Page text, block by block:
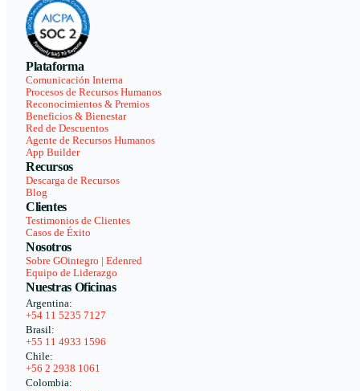
Plataforma
Comunicación Interna
Procesos de Recursos Humanos
Reconocimientos & Premios
Beneficios & Bienestar
Red de Descuentos
Agente de Recursos Humanos
App Builder
Recursos
Descarga de Recursos
Blog
Clientes
Testimonios de Clientes
Casos de Éxito
Nosotros
Sobre GOintegro | Edenred
Equipo de Liderazgo
Nuestras Oficinas
Argentina:
+54 11 5235 7127
Brasil:
+55 11 4933 1596
Chile:
+56 2 2938 1061
Colombia: